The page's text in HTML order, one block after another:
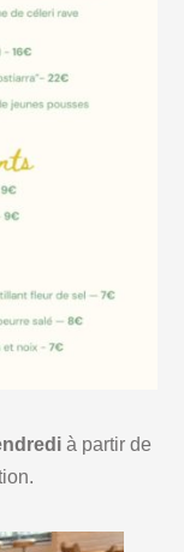
à partir de